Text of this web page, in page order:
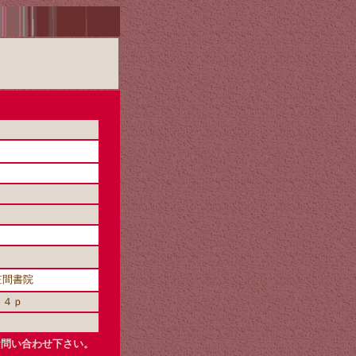
間書院
ｐ
合わせ下さい。